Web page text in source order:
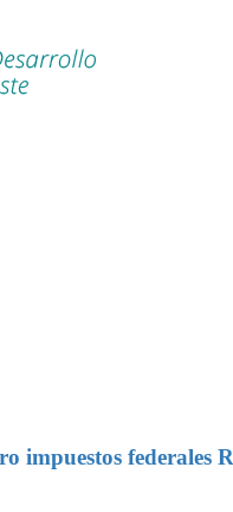
impuestos federales